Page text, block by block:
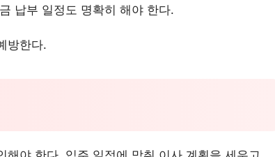
납부 일정도 명확히 해야 한다.
방한다.